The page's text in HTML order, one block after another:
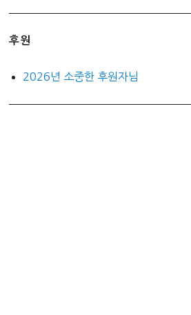
후원
2026년 소중한 후원자님